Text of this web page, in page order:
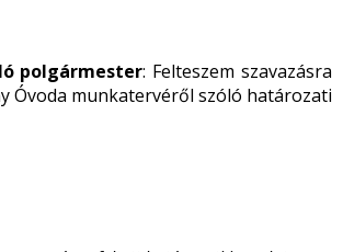
polgármester: Felteszem szavazásra
Óvoda munkatervéről szóló határozati